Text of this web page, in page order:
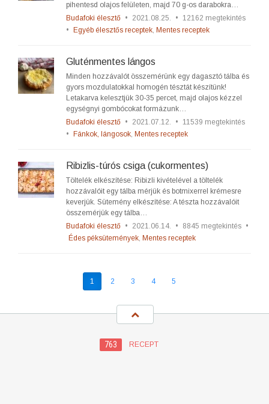
pihentesd olajos felületen, majd 70 g-os darabokra…
Budafoki élesztő • 2021.08.25. • 12162 megtekintés
•
Egyéb élesztős receptek, Mentes receptek
Gluténmentes lángos
Minden hozzávalót összemérünk egy dagasztó tálba és
gyors mozdulatokkal homogén tésztát készítünk!
Letakarva kelesztjük 30-35 percet, majd olajos kézzel
egységnyi gombócokat formázunk…
Budafoki élesztő • 2021.07.12. • 11539 megtekintés
•
Fánkok, lángosok, Mentes receptek
Ribizlis-túrós csiga (cukormentes)
Töltelék elkészítése: Ribizli kivételével a töltelék
hozzávalóit egy tálba mérjük és botmixerrel krémesre
keverjük. Sütemény elkészítése: A tészta hozzávalóit
összemérjük egy tálba…
Budafoki élesztő • 2021.06.14. • 8845 megtekintés •
Édes péksütemények, Mentes receptek
1 2 3 4 5
763 RECEPT